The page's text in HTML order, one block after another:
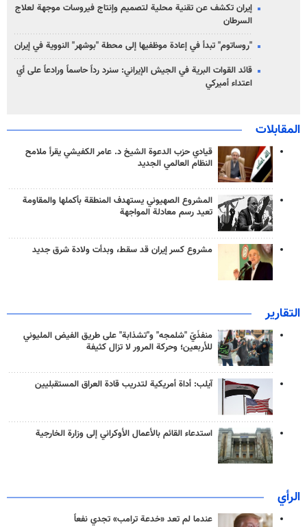
إيران تكشف عن تقنية محلية لتصميم وإنتاج فيروسات موجهة لعلاج
السرطان
"روساتوم" تبدأ في إعادة موظفيها إلى محطة "بوشهر" النووية في إيران
قائد القوات البرية في الجيش الإيراني: سنرد رداً حاسماً ورادعاً على أي
اعتداء أميركي
المقابلات
قيادي حزب الدعوة الشيخ د. عامر الكفيشي يقرأ ملامح
النظام العالمي الجديد
المشروع الصهيوني يستهدف المنطقة بأكملها والمقاومة
تعيد رسم معادلة المواجهة
مشروع كسر إيران قد سقط، وبدأت ولادة شرق جديد
التقارير
منفذَيّ "شلمجه" و"تشذابة" على طريق الفيض المليوني
للأربعين؛ وحركة المرور لا تزال كثيفة
آيلب: أداة أمريكية لتدريب قادة العراق المستقبليين
استدعاء القائم بالأعمال الأوكراني إلى وزارة الخارجية
الرأي
عندما لم تعد «خدعة ترامب» تجدي نفعاً